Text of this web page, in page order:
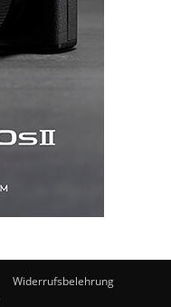
Widerrufsbelehrung